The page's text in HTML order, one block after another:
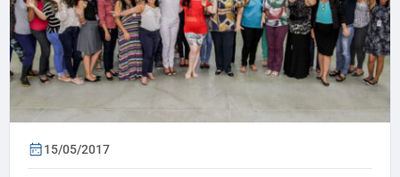
15/05/2017